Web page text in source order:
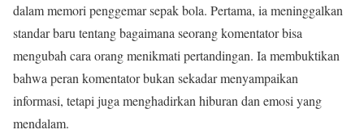
dalam memori penggemar sepak bola. Pertama, ia meninggalkan
standar baru tentang bagaimana seorang komentator bisa
mengubah cara orang menikmati pertandingan. Ia membuktikan
bahwa peran komentator bukan sekadar menyampaikan
informasi, tetapi juga menghadirkan hiburan dan emosi yang
mendalam.